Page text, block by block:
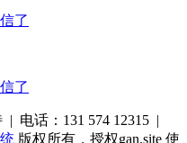
了
了
电话：131 574 12315 |
版权所有，授权gan.site 使